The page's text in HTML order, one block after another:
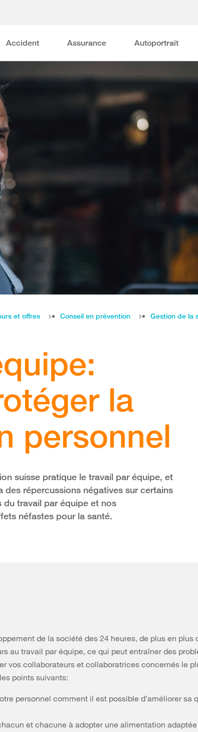
Accident Assurance Autoportrait
et offres Conseil en prévention Gestion de la
la
personnel
suisse pratique le travail par équipe, et
répercussions négatives sur certains
du travail par équipe et nos
néfastes pour la santé.
de la société des 24 heures, de plus en plus
au travail par équipe, ce qui peut entraîner des
vos collaborateurs et collaboratrices concernés le
points suivants:
personnel comment il est possible d’améliorer sa
et chacune à adopter une alimentation